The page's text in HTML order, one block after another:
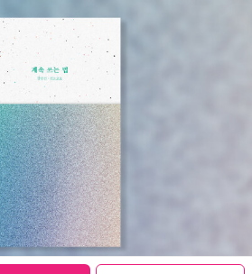
리고 빨래를 하며 집을 건사하다가는, 바
쓰자니 어깨가 뻑적지근합니다. 참말, 먼
혔다 하더라도, 스스로 느긋하게 글 한 줄
몸으로 느낍니다. 이른새벽부터 늦은밤까
라면 조용히 넋을 가다듬어 글줄 붙잡을
해요. 가까스로 두 아이를 데리고 잠자리
잠들 낌새입니다. 그렇지만 곱게 잠들지
킥거리다가 노래를 듣고 싶습니다. 히유,
를 불러야겠지, 생각하다가, 오늘 하루
득 새롭게 달리 생각해 봅니다. 너희한테